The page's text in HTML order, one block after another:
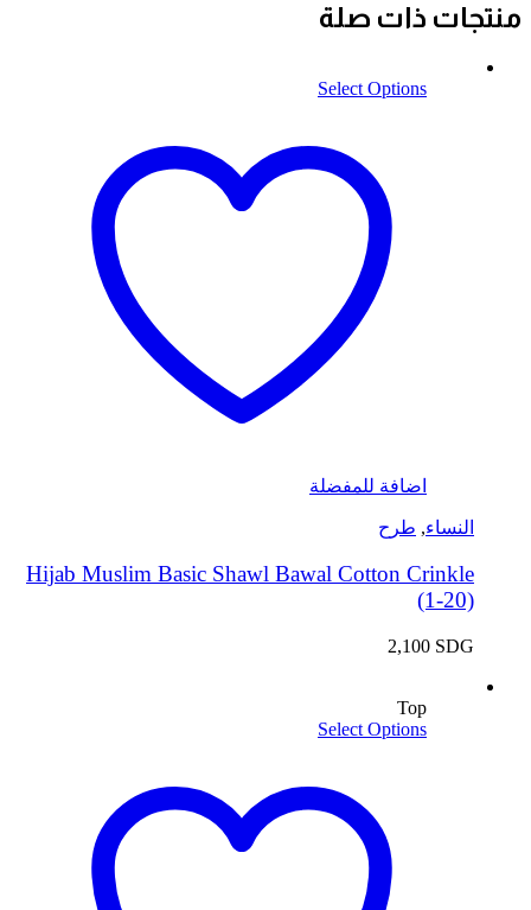
منتجات ذات صلة
Select Options
اضافة للمفضلة
النساء, طرح
Hijab Muslim Basic Shawl Bawal Cotton Crinkle
(1-20)
2,100 SDG
Top
Select Options